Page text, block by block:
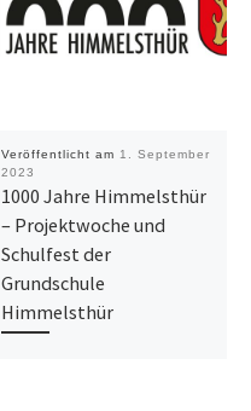
Veröffentlicht am 1. September
2023
1000 Jahre Himmelsthür
– Projektwoche und
Schulfest der
Grundschule
Himmelsthür